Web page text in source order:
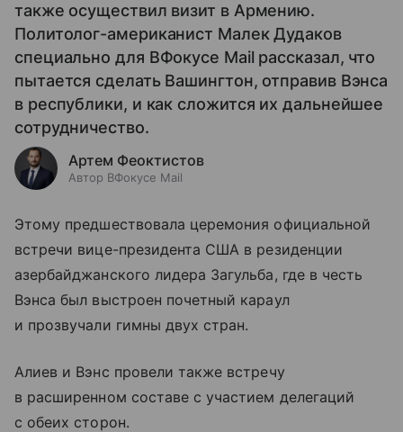
также осуществил визит в Армению.
Политолог-американист Малек Дудаков
специально для ВФокусе Mail рассказал, что
пытается сделать Вашингтон, отправив Вэнса
в республики, и как сложится их дальнейшее
сотрудничество.
Артем Феоктистов
Автор ВФокусе Mail
Этому предшествовала церемония официальной
встречи вице-президента США в резиденции
азербайджанского лидера Загульба, где в честь
Вэнса был выстроен почетный караул
и прозвучали гимны двух стран.
Алиев и Вэнс провели также встречу
в расширенном составе с участием делегаций
с обеих сторон.